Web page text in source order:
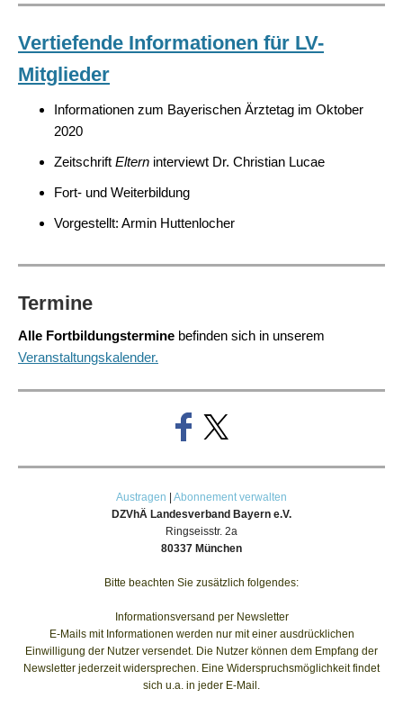
Vertiefende Informationen für LV-
Mitglieder
Informationen zum Bayerischen Ärztetag im Oktober
2020
Zeitschrift Eltern interviewt Dr. Christian Lucae
Fort- und Weiterbildung
Vorgestellt: Armin Huttenlocher
Termine
Alle Fortbildungstermine befinden sich in unserem
Veranstaltungskalender.
Austragen
Abonnement verwalten
DZVhÄ Landesverband Bayern e.V.
Ringseisstr. 2a
80337 München
Bitte beachten Sie zusätzlich folgendes:
Informationsversand per Newsletter
E-Mails mit Informationen werden nur mit einer ausdrücklichen
Einwilligung der Nutzer versendet. Die Nutzer können dem Empfang der
Newsletter jederzeit widersprechen. Eine Widerspruchsmöglichkeit findet
sich u.a. in jeder E-Mail.